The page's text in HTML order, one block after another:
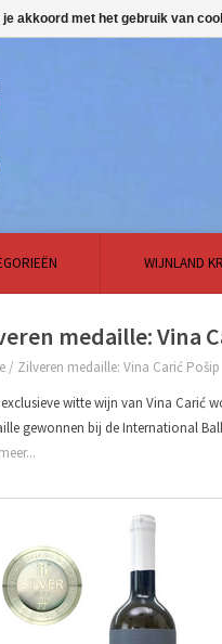
WIJNLAND
medaille: Vina
/ Zilveren medaille: Vina Carić Pošip
exclusieve witte wijn van Vina Carić
gewonnen bij de International
akkoord met het gebruik van